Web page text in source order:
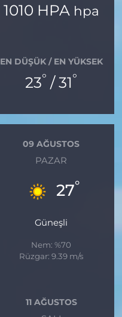
1010 HPA hpa
EN DÜŞÜK / EN YÜKSEK
23° / 31°
09 AĞUSTOS
PAZAR
27°
Güneşli
Nem: %70
Rüzgar: 9.39 m/s
11 AĞUSTOS